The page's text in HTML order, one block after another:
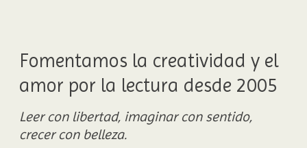
Fomentamos la creatividad y el
amor por la lectura desde 2005
Leer con libertad, imaginar con sentido,
crecer con belleza.